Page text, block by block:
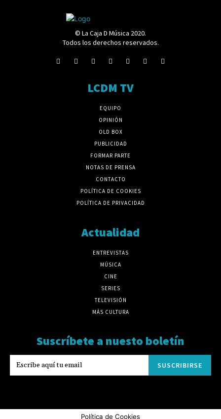
© La Caja D Música 2020.
Todos los derechos reservados.
LCDM TV
EQUIPO
OPINIÓN
OLD BOX
PUBLICIDAD
FORMAR PARTE
NOTAS DE PRENSA
CONTACTO
POLÍTICA DE COOKIES
POLÍTICA DE PRIVACIDAD
Actualidad
ENTREVISTAS
MÚSICA
CINE
SERIES
TELEVISIÓN
MÁS CULTURA
Suscríbete a nuesto boletín
SUSCRIBIRSE
Política de Cookies